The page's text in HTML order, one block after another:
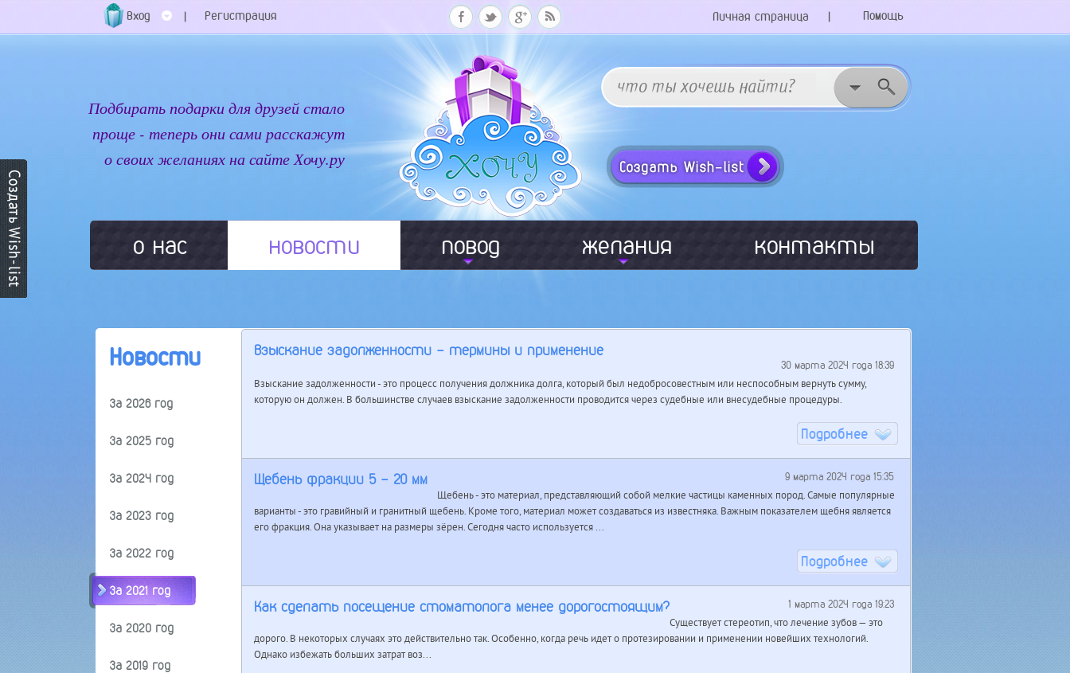
Помощь
Вход | Регистрация |
Личная страница
Подбирать подарки для друзей стало
проще - теперь они сами расскажут
о своих желаниях на сайте Хочу.ру
о нас новости повод желания контакты
Новости
За 2026 год
За 2025 год
За 2024 год
За 2023 год
За 2022 год
За 2021 год
За 2020 год
За 2019 год
Взыскание задолженности - термины и применение
30 марта 2024 года 18:39
Взыскание задолженности - это процесс получения должника долга, который был недобросовестным или неспособным вернуть сумму,
которую он должен. В большинстве случаев взыскание задолженности проводится через судебные или внесудебные процедуры.
Подробнее
Щебень фракции 5 - 20 мм
9 марта 2024 года 15:35
Щебень - это материал, представляющий собой мелкие частицы каменных пород. Самые популярные
варианты - это гравийный и гранитный щебень. Кроме того, материал может создаваться из известняка. Важным показателем щебня является
его фракция. Она указывает на размеры зёрен. Сегодня часто используется ...
Подробнее
Как сделать посещение стоматолога менее дорогостоящим?
1 марта 2024 года 19:23
Существует стереотип, что лечение зубов — это
дорого. В некоторых случаях это действительно так. Особенно, когда речь идет о протезировании и применении новейших технологий.
Однако избежать больших затрат воз...